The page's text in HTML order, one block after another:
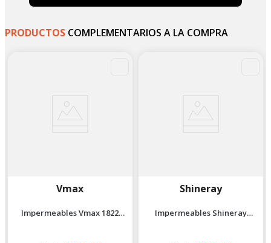
PRODUCTOS COMPLEMENTARIOS A LA COMPRA
Vmax
Impermeables Vmax 1822
Shineray
Impermeables Shineray